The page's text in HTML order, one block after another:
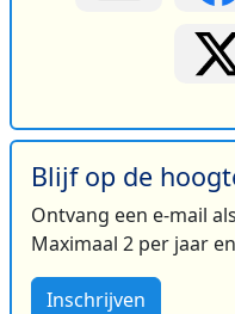
Blijf op de
Ontvang een e-mail
Maximaal 2 per jaar
Inschrijven